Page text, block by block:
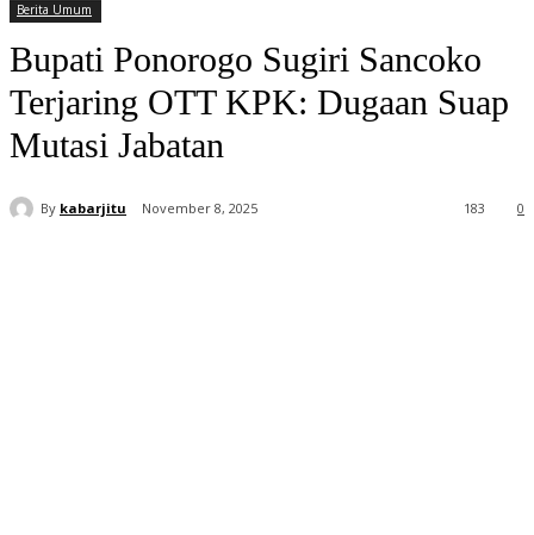
Berita Umum
Bupati Ponorogo Sugiri Sancoko
Terjaring OTT KPK: Dugaan Suap
Mutasi Jabatan
By kabarjitu November 8, 2025 0
183